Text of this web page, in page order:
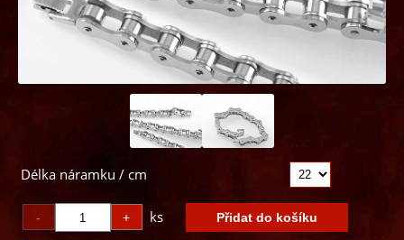
Délka náramku / cm
ks